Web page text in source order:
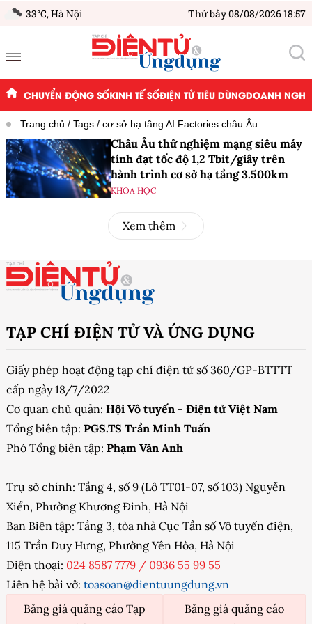
33°C,Hà Nội Thứ bảy 08/08/2026 18:57
CHUYỂN ĐỘNG SỐKINH TẾ SỐĐIỆN TỬ TIÊU DÙNGDOANH
Trang chủ Tags cơ sở hạ tầng AI Factories châu Âu
Châu Âu thử nghiệm mạng siêu máy
tính đạt tốc độ 1,2 Tbit/giây trên
hành trình cơ sở hạ tầng 3.500km
KHOA HỌC
Xem thêm
TẠP CHÍ ĐIỆN TỬ VÀ ỨNG DỤNG
Giấy phép hoạt động tạp chí điện tử số 360/GP-BTTTT
cấp ngày 18/7/2022
Cơ quan chủ quản: Hội Vô tuyến - Điện tử Việt Nam
Tổng biên tập: PGS.TS Trần Minh Tuấn
Phó Tổng biên tập: Phạm Văn Anh
Trụ sở chính: Tầng 4, số 9 (Lô TT01-07, số 103) Nguyễn
Xiển, Phường Khương Đình, Hà Nội
Ban Biên tập: Tầng 3, tòa nhà Cục Tần số Vô tuyến điện,
115 Trần Duy Hưng, Phường Yên Hòa, Hà Nội
Điện thoại: 024 8587 7779 / 0936 55 99 55
Liên hệ bài vở: toasoan@dientuungdung.vn
Bảng giá quảng cáo Tạp
Bảng giá quảng cáo